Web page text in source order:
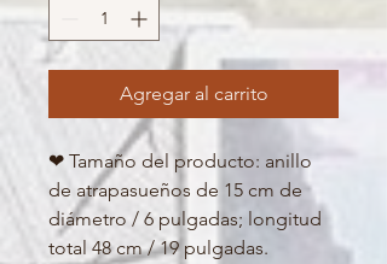
Agregar al carrito
❤ Tamaño del producto: anillo
de atrapasueños de 15 cm de
diámetro / 6 pulgadas; longitud
total 48 cm / 19 pulgadas.